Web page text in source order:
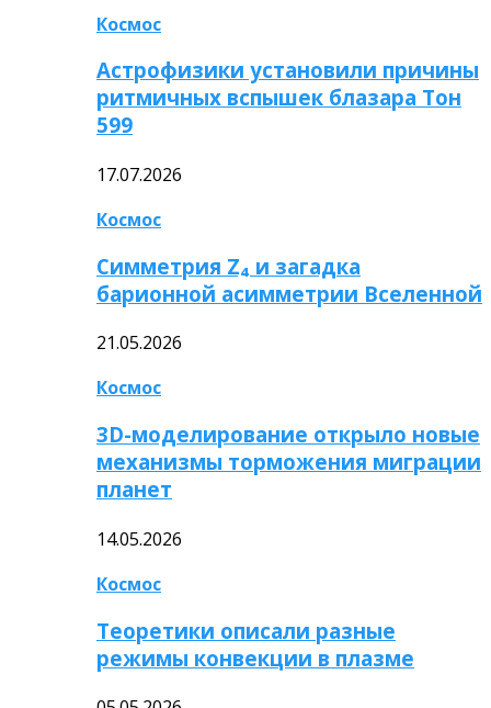
Космос
Астрофизики установили причины
ритмичных вспышек блазара Тон
599
17.07.2026
Космос
Симметрия Z₄ и загадка
барионной асимметрии Вселенной
21.05.2026
Космос
3D-моделирование открыло новые
механизмы торможения миграции
планет
14.05.2026
Космос
Теоретики описали разные
режимы конвекции в плазме